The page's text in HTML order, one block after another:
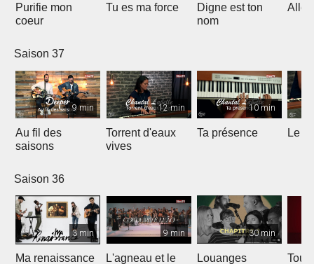
Purifie mon
coeur
Tu es ma force
Digne est ton
nom
Saison 37
9 min
Au fil des
saisons
12 min
Torrent d'eaux
vives
10 min
Ta présence Le
Saison 36
3 min
Ma renaissance
9 min
L'agneau et le
30 min
Louanges Tout